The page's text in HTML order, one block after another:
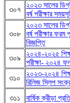
৩০৭
২০২৩ সালের
বর্ষ পরীক্ষার
৩০৮
২০২৩ সালের
বর্ষ পরীক্ষার
বিজ্ঞপ্তি
৩০৯
২০২৪-২০২৫
পরীক্ষা- ২০২৪
৩১০
২০২৩-২০২৪
রিলিজ স্লিপ
৩১১ বার্ষিক ক্রীড়া